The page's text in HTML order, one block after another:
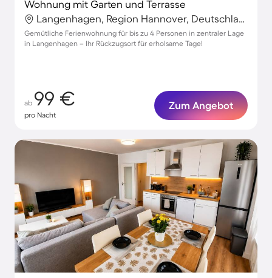
Wohnung mit Garten und Terrasse
Langenhagen, Region Hannover, Deutschland
Gemütliche Ferienwohnung für bis zu 4 Personen in zentraler Lage
in Langenhagen – Ihr Rückzugsort für erholsame Tage!
ab 99 €
pro Nacht
Zum Angebot